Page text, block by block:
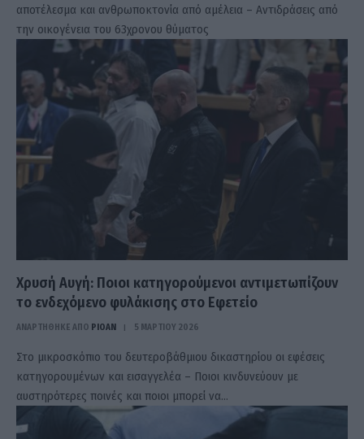
αποτέλεσμα και ανθρωποκτονία από αμέλεια – Αντιδράσεις από
την οικογένεια του 63χρονου θύματος
Χρυσή Αυγή: Ποιοι κατηγορούμενοι αντιμετωπίζουν
το ενδεχόμενο φυλάκισης στο Εφετείο
ΑΝΑΡΤΗΘΗΚΕ ΑΠΟ PIOAN 5 ΜΑΡΤΊΟΥ 2026
Στο μικροσκόπιο του δευτεροβάθμιου δικαστηρίου οι εφέσεις
κατηγορουμένων και εισαγγελέα – Ποιοι κινδυνεύουν με
αυστηρότερες ποινές και ποιοι μπορεί να…